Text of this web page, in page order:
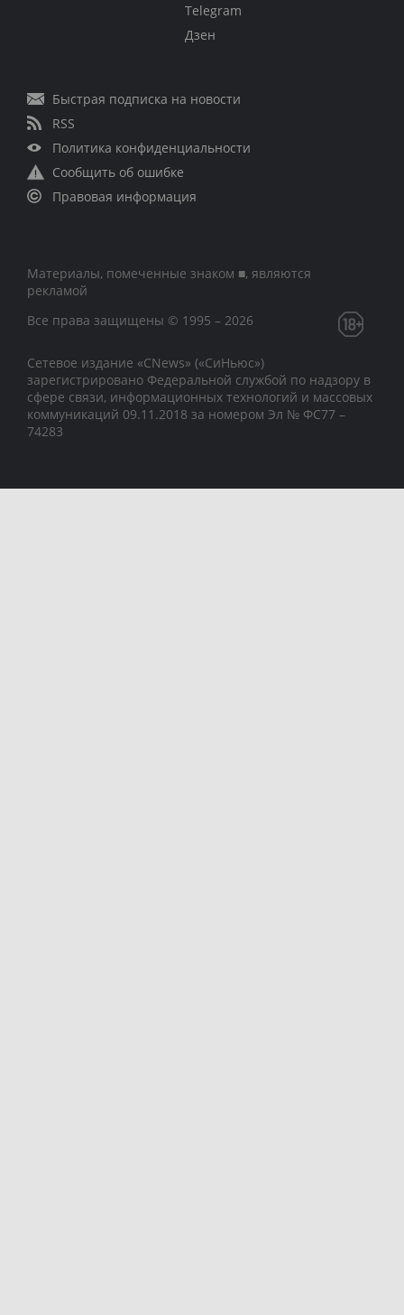
Telegram
Дзен
Быстрая подписка на новости
RSS
Политика конфиденциальности
Сообщить об ошибке
Правовая информация
Материалы, помеченные знаком ■, являются
рекламой
Все права защищены © 1995 – 2026
Сетевое издание «CNews» («СиНьюс»)
зарегистрировано Федеральной службой по надзору в
сфере связи, информационных технологий и массовых
коммуникаций 09.11.2018 за номером Эл № ФС77 –
74283